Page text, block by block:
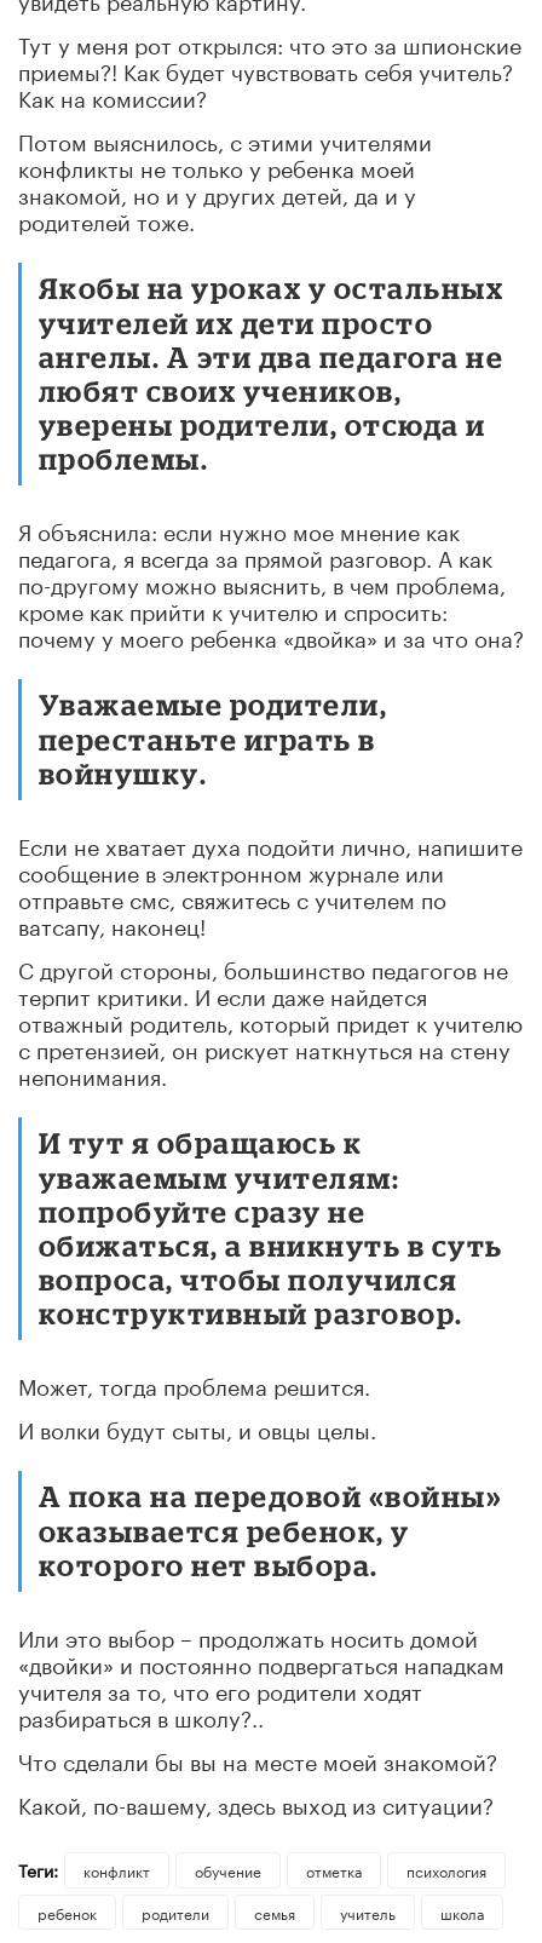
Тут у меня рот открылся: что это за шпионские
приемы?! Как будет чувствовать себя учитель?
Как на комиссии?
Потом выяснилось, с этими учителями
конфликты не только у ребенка моей
знакомой, но и у других детей, да и у
родителей тоже.
Якобы на уроках у остальных
учителей их дети просто
ангелы. А эти два педагога не
любят своих учеников,
уверены родители, отсюда и
проблемы.
Я объяснила: если нужно мое мнение как
педагога, я всегда за прямой разговор. А как
по-другому можно выяснить, в чем проблема,
кроме как прийти к учителю и спросить:
почему у моего ребенка «двойка» и за что она?
Уважаемые родители,
перестаньте играть в
войнушку.
Если не хватает духа подойти лично, напишите
сообщение в электронном журнале или
отправьте смс, свяжитесь с учителем по
ватсапу, наконец!
С другой стороны, большинство педагогов не
терпит критики. И если даже найдется
отважный родитель, который придет к учителю
с претензией, он рискует наткнуться на стену
непонимания.
И тут я обращаюсь к
уважаемым учителям:
попробуйте сразу не
обижаться, а вникнуть в суть
вопроса, чтобы получился
конструктивный разговор.
Может, тогда проблема решится.
И волки будут сыты, и овцы целы.
А пока на передовой «войны»
оказывается ребенок, у
которого нет выбора.
Или это выбор – продолжать носить домой
«двойки» и постоянно подвергаться нападкам
учителя за то, что его родители ходят
разбираться в школу?..
Что сделали бы вы на месте моей знакомой?
Какой, по-вашему, здесь выход из ситуации?
Теги: конфликт обучение отметка
психология
ребенок
родители семья учитель школа